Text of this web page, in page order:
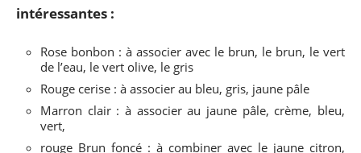
intéressantes :
Rose bonbon : à associer avec le brun, le brun, le vert
de l’eau, le vert olive, le gris
Rouge cerise : à associer au bleu, gris, jaune pâle
Marron clair : à associer au jaune pâle, crème, bleu,
vert,
rouge Brun foncé : à combiner avec le jaune citron,